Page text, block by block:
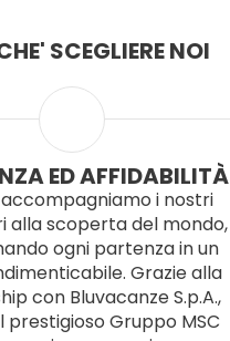
SCEGLIERE NOI
ED AFFIDABILITÀ
i nostri
alla scoperta del mondo,
ogni partenza in un
Grazie alla
con Bluvacanze S.p.A.,
Gruppo MSC